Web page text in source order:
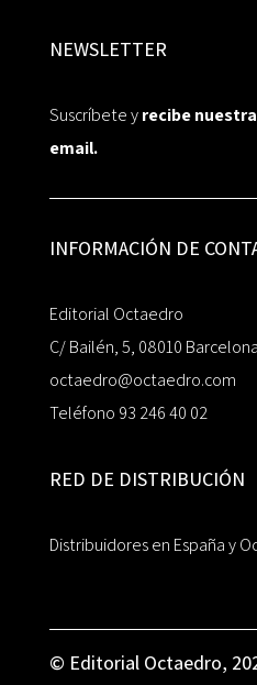
NEWSLETTER
Suscríbete yrecibe
email.
INFORMACIÓN DE
Editorial Octaedro
C/ Bailén, 5, 08010 Barcelona
octaedro@octaedro.com
Teléfono 93 246 40 02
RED DE DISTRIBUCIÓN
Distribuidores en España y
© Editorial Octaedro,